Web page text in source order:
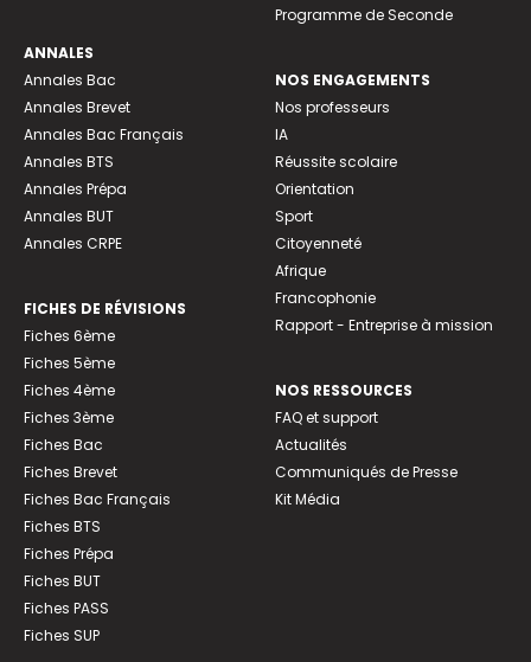
ANNALES
Annales Bac
Annales Brevet
Annales Bac Français
Annales BTS
Annales Prépa
Annales BUT
Annales CRPE
FICHES DE RÉVISIONS
Fiches 6ème
Fiches 5ème
Fiches 4ème
Fiches 3ème
Fiches Bac
Fiches Brevet
Fiches Bac Français
Fiches BTS
Fiches Prépa
Fiches BUT
Fiches PASS
Fiches SUP
Programme de Seconde
NOS ENGAGEMENTS
Nos professeurs
IA
Réussite scolaire
Orientation
Sport
Citoyenneté
Afrique
Francophonie
Rapport - Entreprise à mission
NOS RESSOURCES
FAQ et support
Actualités
Communiqués de Presse
Kit Média